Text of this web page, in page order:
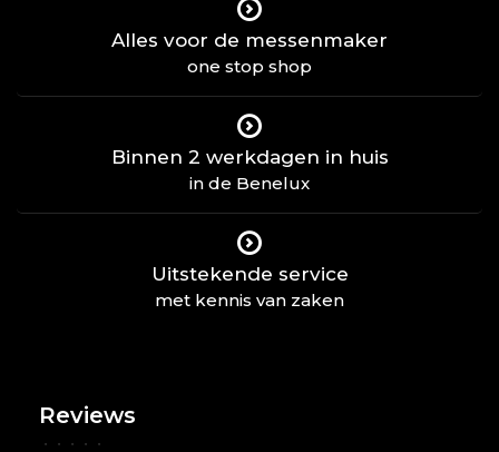
Alles voor de messenmaker
one stop shop
Binnen 2 werkdagen in huis
in de Benelux
Uitstekende service
met kennis van zaken
Reviews
• • • • •